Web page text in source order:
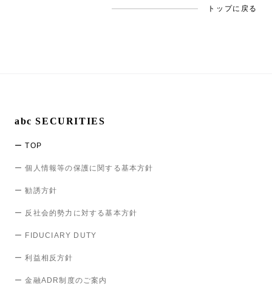
トップに戻る
abc SECURITIES
ー TOP
ー 個人情報等の保護に関する基本方針
ー 勧誘方針
ー 反社会的勢力に対する基本方針
ー FIDUCIARY DUTY
ー 利益相反方針
ー 金融ADR制度のご案内